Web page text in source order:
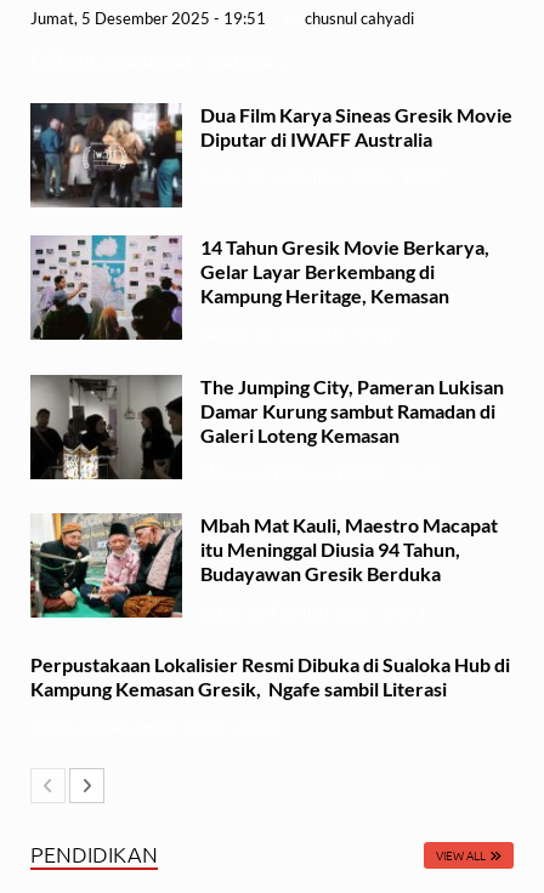
Jumat, 5 Desember 2025 - 19:51 chusnul cahyadi
Dua Film Karya Sineas Gresik Movie
Diputar di IWAFF Australia
14 Tahun Gresik Movie Berkarya,
Gelar Layar Berkembang di
Kampung Heritage, Kemasan
The Jumping City, Pameran Lukisan
Damar Kurung sambut Ramadan di
Galeri Loteng Kemasan
Mbah Mat Kauli, Maestro Macapat
itu Meninggal Diusia 94 Tahun,
Budayawan Gresik Berduka
Perpustakaan Lokalisier Resmi Dibuka di Sualoka Hub di
Kampung Kemasan Gresik, Ngafe sambil Literasi
PENDIDIKAN VIEW ALL